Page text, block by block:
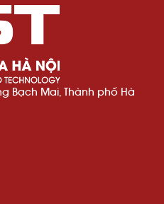
Bạch Mai, Thành phố Hà